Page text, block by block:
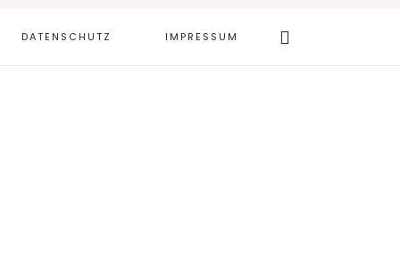
DATENSCHUTZ IMPRESSUM Webseite
durchsuchen